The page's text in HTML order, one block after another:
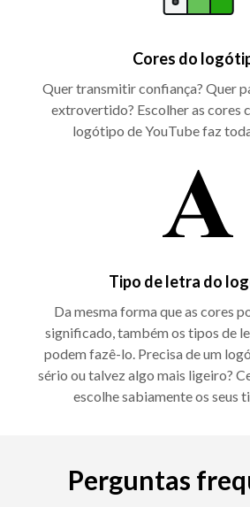
Cores do
Quer transmitir confiança? Quer
extrovertido? Escolher as cores
logótipo de YouTube faz
Tipo de letra do
Da mesma forma que as cores
significado, também os tipos de
podem fazê-lo. Precisa de um
sério ou talvez algo mais ligeiro?
escolhe sabiamente os seus
Perguntas